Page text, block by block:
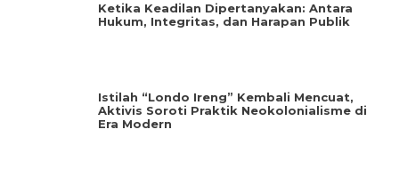
Ketika Keadilan Dipertanyakan: Antara
Hukum, Integritas, dan Harapan Publik
Istilah “Londo Ireng” Kembali Mencuat,
Aktivis Soroti Praktik Neokolonialisme di
Era Modern